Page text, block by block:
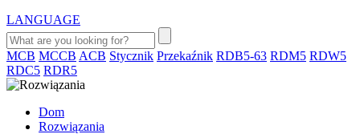
LANGUAGE
MCB MCCB ACB Stycznik Przekaźnik RDB5-63 RDM5 RDW5
RDC5 RDR5
Dom
Rozwiązania